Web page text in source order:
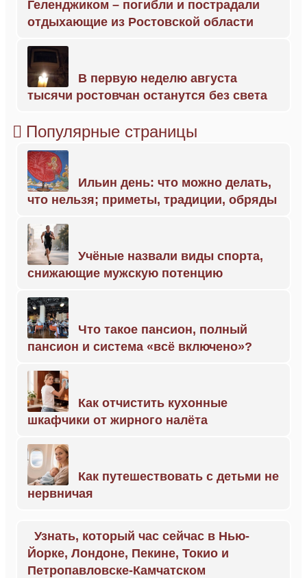
Геленджиком – погибли и пострадали
отдыхающие из Ростовской области
В первую неделю августа
тысячи ростовчан останутся без света
Популярные страницы
Ильин день: что можно делать,
что нельзя; приметы, традиции, обряды
Учёные назвали виды спорта,
снижающие мужскую потенцию
Что такое пансион, полный
пансион и система «всё включено»?
Как отчистить кухонные
шкафчики от жирного налёта
Как путешествовать с детьми не
нервничая
Узнать, который час сейчас в Нью-
Йорке, Лондоне, Пекине, Токио и
Петропавловске-Камчатском